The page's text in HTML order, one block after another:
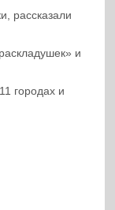
рассказали
и
городах и